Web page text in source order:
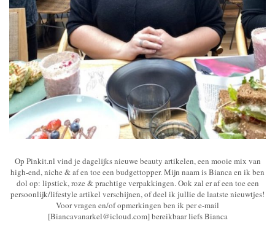
Op Pinkit.nl vind je dagelijks nieuwe beauty artikelen, een mooie mix van
high-end, niche & af en toe een budgettopper. Mijn naam is Bianca en ik ben
dol op: lipstick, roze & prachtige verpakkingen. Ook zal er af een toe een
persoonlijk/lifestyle artikel verschijnen, of deel ik jullie de laatste nieuwtjes!
Voor vragen en/of opmerkingen ben ik per e-mail
[Biancavanarkel@icloud.com] bereikbaar liefs Bianca